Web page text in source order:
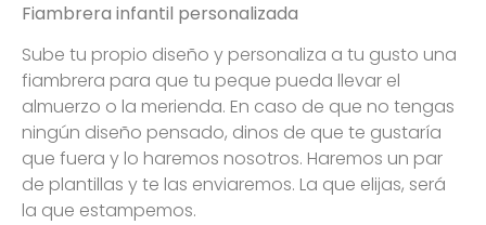
Fiambrera infantil personalizada
Sube tu propio diseño y personaliza a tu gusto una
fiambrera para que tu peque pueda llevar el
almuerzo o la merienda. En caso de que no tengas
ningún diseño pensado, dinos de que te gustaría
que fuera y lo haremos nosotros. Haremos un par
de plantillas y te las enviaremos. La que elijas, será
la que estampemos.